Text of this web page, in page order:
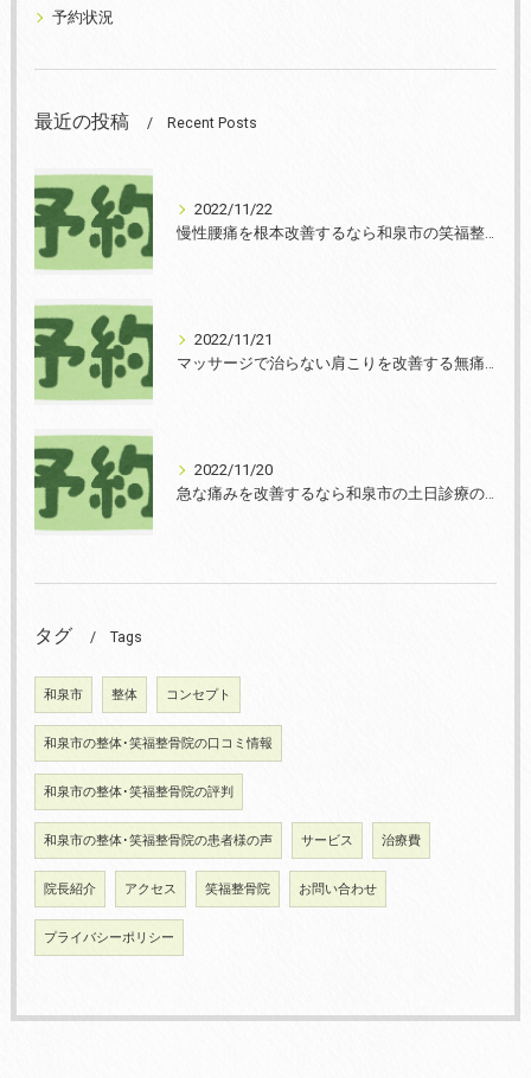
予約状況
最近の投稿 Recent Posts
2022/11/22
慢性腰痛を根本改善するなら和泉市の笑福整骨院【2022年11月22日の予約状況】
2022/11/21
マッサージで治らない肩こりを改善する無痛整体和泉市笑福整骨院【2022年11月21日の予約状況】
2022/11/20
急な痛みを改善するなら和泉市の土日診療の笑福整骨院【2022年11月20日の予約状況】
タグ Tags
和泉市 整体 コンセプト
和泉市の整体･笑福整骨院の口コミ情報
和泉市の整体･笑福整骨院の評判
和泉市の整体･笑福整骨院の患者様の声 サービス 治療費
院長紹介 アクセス 笑福整骨院 お問い合わせ
プライバシーポリシー